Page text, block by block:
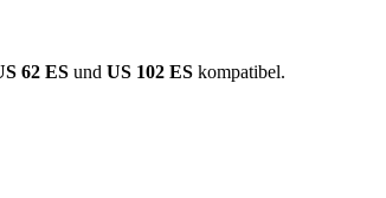
62 ES und US 102 ES kompatibel.